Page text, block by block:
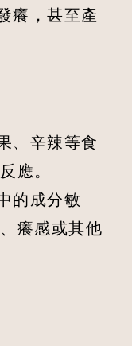
癢，甚至產
、辛辣等食
應。
的成分敏
、癢感或其他